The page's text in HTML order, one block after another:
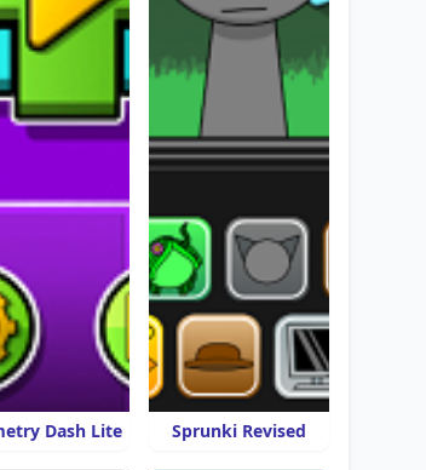
Dash Lite Sprunki Revised